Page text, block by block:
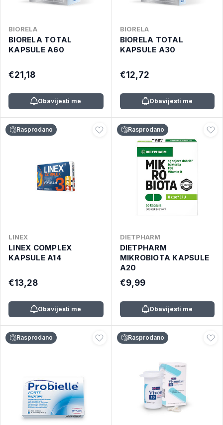
BIORELA
BIORELA TOTAL
KAPSULE A60
€21,18
Obavijesti me
BIORELA
BIORELA TOTAL
KAPSULE A30
€12,72
Obavijesti me
Rasprodano
LINEX
LINEX COMPLEX
KAPSULE A14
€13,28
Obavijesti me
Rasprodano
DIETPHARM
DIETPHARM
MIKROBIOTA KAPSULE
A20
€9,99
Obavijesti me
Rasprodano Rasprodano